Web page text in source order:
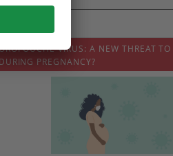
VIRUS: A NEW THREAT
DURING PREGNANCY?